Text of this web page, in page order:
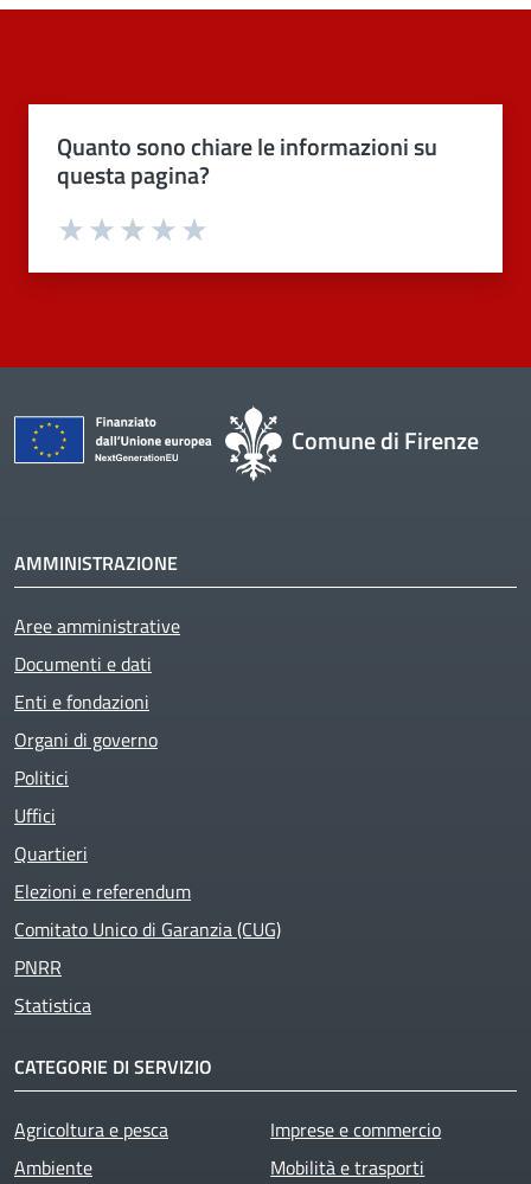
Quanto sono chiare le informazioni su
questa pagina?
Valuta 4 stelle su 5
Valuta 3 stelle su 5
Valuta 2 stelle su 5
Valuta 1 stelle su 5
Comune di Firenze
AMMINISTRAZIONE
Aree amministrative
Documenti e dati
Enti e fondazioni
Organi di governo
Politici
Uffici
Quartieri
Elezioni e referendum
Comitato Unico di Garanzia (CUG)
PNRR
Statistica
CATEGORIE DI SERVIZIO
Agricoltura e pesca
Ambiente
Imprese e commercio
Mobilità e trasporti